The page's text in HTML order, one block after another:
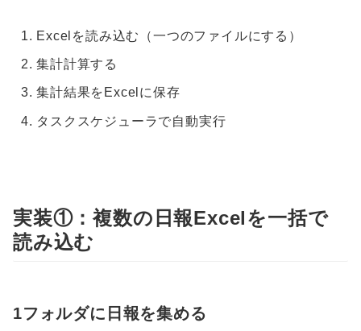
Excelを読み込む（一つのファイルにする）
集計計算する
集計結果をExcelに保存
タスクスケジューラで自動実行
実装①：複数の日報Excelを一括で
読み込む
1フォルダに日報を集める